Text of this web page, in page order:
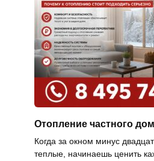
Отопление частного
Когда за окном минус
теплые, начинаешь ценить